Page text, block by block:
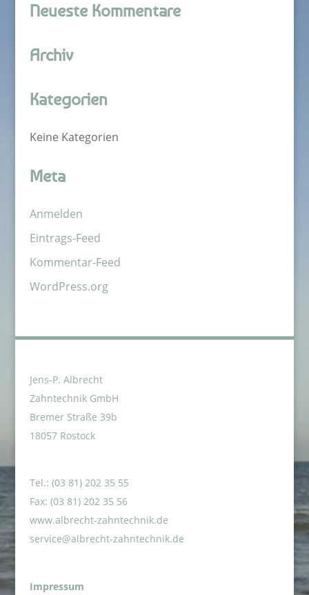
Neueste Kommentare
Archiv
Kategorien
Keine Kategorien
Meta
Anmelden
Eintrags-Feed
Kommentar-Feed
WordPress.org
Jens-P. Albrecht
Zahntechnik GmbH
Bremer Straße 39b
18057 Rostock
Tel.: (03 81) 202 35 55
Fax: (03 81) 202 35 56
www.albrecht-zahntechnik.de
service@albrecht-zahntechnik.de
Impressum